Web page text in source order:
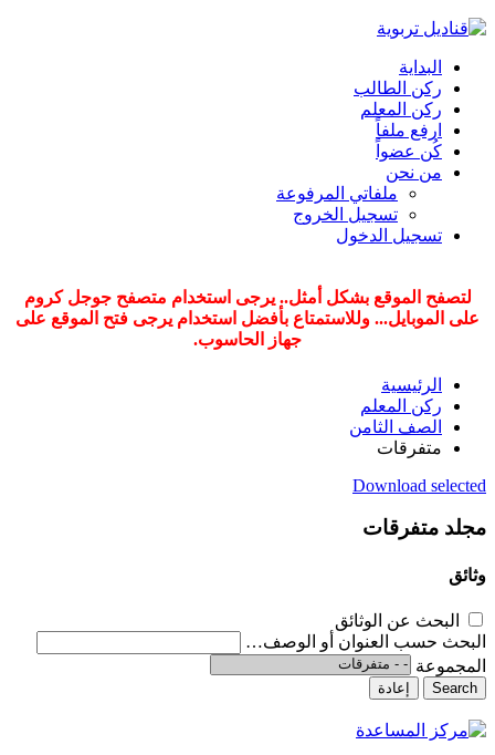
البداية
ركن الطالب
ركن المعلم
ارفع ملفاً
كُن عضواً
من نحن
ملفاتي المرفوعة
تسجيل الخروج
تسجيل الدخول
لتصفح الموقع بشكل أمثل.. يرجى استخدام متصفح جوجل كروم
على الموبايل... وللاستمتاع بأفضل استخدام يرجى فتح الموقع على
جهاز الحاسوب.
الرئيسية
ركن المعلم
الصف الثامن
متفرقات
Download selected
مجلد متفرقات
وثائق
البحث عن الوثائق
البحث حسب العنوان أو الوصف…
المجموعة
Search إعادة